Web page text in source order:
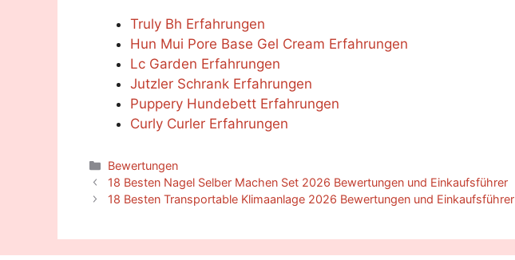
Truly Bh Erfahrungen
Hun Mui Pore Base Gel Cream Erfahrungen
Lc Garden Erfahrungen
Jutzler Schrank Erfahrungen
Puppery Hundebett Erfahrungen
Curly Curler Erfahrungen
Categories
Bewertungen
18 Besten Nagel Selber Machen Set 2026 Bewertungen und Einkaufsführer
18 Besten Transportable Klimaanlage 2026 Bewertungen und Einkaufsführer